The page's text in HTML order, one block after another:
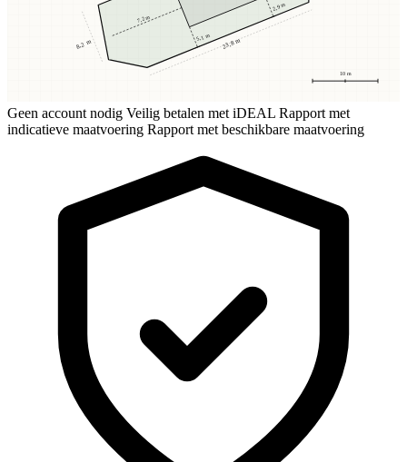
10 m
5,1 m
2,9 m
7,2 m
23,8 m
8,2 m
Geen account nodig Veilig betalen met iDEAL Rapport met
indicatieve maatvoering Rapport met beschikbare maatvoering